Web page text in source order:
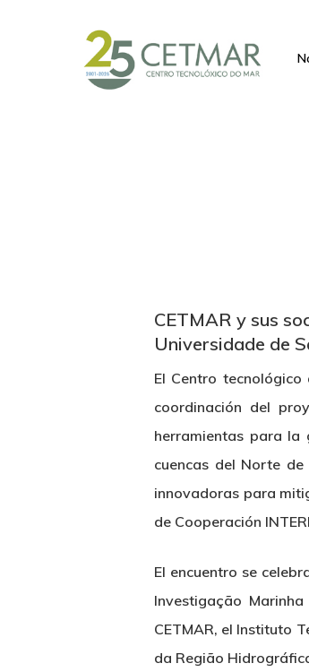
CETMAR y sus
Universidade de
El Centro
coordinación del
herramientas para la
cuencas del Norte
innovadoras para
de Cooperación
El encuentro se
Investigação
CETMAR, el Instituto
da Região